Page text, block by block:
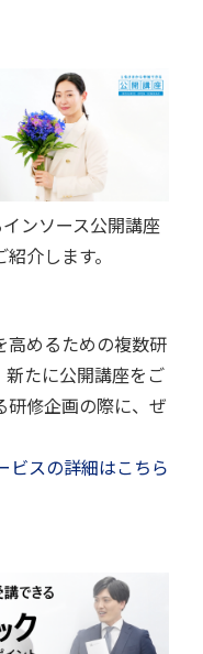
ンソース公開講座
介します。
高めるための複数研
たに公開講座をご
研修企画の際に、ぜ
ビスの詳細はこちら